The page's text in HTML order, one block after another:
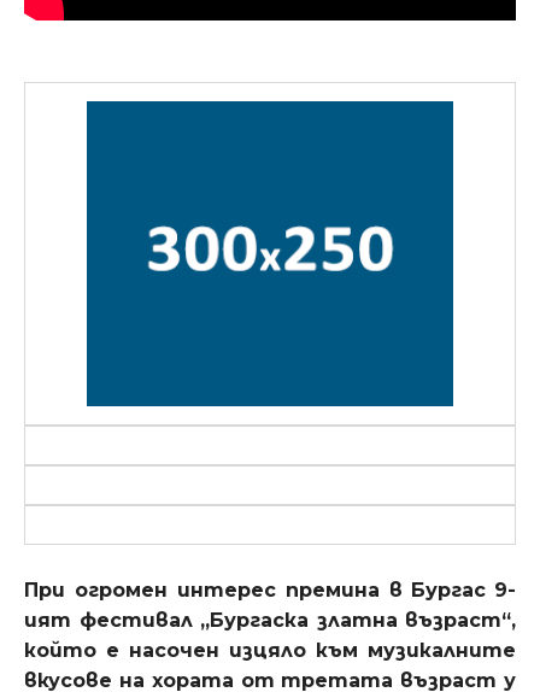
При огромен интерес премина в Бургас 9-
ият фестивал „Бургаска златна възраст“,
който е насочен изцяло към музикалните
вкусове на хората от третата възраст у